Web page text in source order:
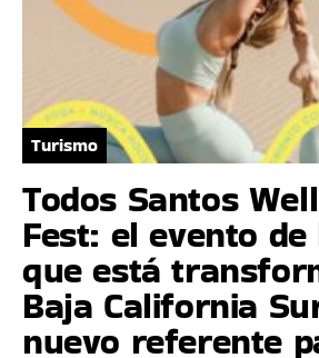
Turismo
Todos Santos
Fest: el evento
que está
Baja California
nuevo referente